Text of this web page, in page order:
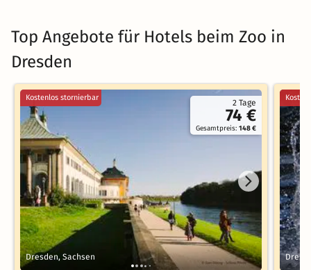
Top Angebote für Hotels beim Zoo in
Dresden
2 Tage
74 €
Gesamtpreis:148 €
Kostenlos stornierbar
Dresden, Sachsen